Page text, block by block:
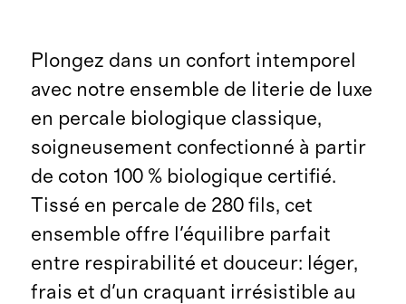
Plongez dans un confort intemporel
avec notre ensemble de literie de luxe
en percale biologique classique,
soigneusement confectionné à partir
de coton 100 % biologique certifié.
Tissé en percale de 280 fils, cet
ensemble offre l'équilibre parfait
entre respirabilité et douceur: léger,
frais et d'un craquant irrésistible au